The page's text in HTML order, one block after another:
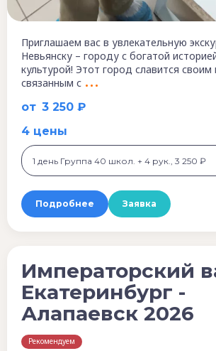
от 3 250 ₽
Приглашаем вас в увлекательную
Невьянску – городу с богатой
культурой! Этот город славится
связанным с
4 цены
1 день Группа 40 школ. + 4 рук., 3 250 ₽
Подробнее Заявка
Императорский
Екатеринбург -
Алапаевск 2026
Рекомендуем